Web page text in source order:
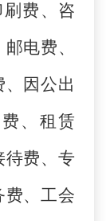
费、咨
电费、
因公出
、租赁
待费、专
费、工会